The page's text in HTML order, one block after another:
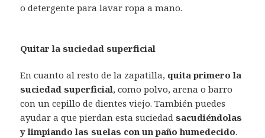
o detergente para lavar ropa a mano.
Quitar la suciedad superficial
En cuanto al resto de la zapatilla, quita primero la
suciedad superficial, como polvo, arena o barro
con un cepillo de dientes viejo. También puedes
ayudar a que pierdan esta suciedadsacudiéndolas
y limpiando las suelas con un paño humedecido.